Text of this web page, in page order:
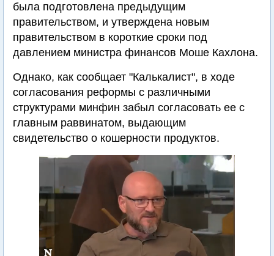
была подготовлена предыдущим
правительством, и утверждена новым
правительством в короткие сроки под
давлением министра финансов Моше Кахлона.
Однако, как сообщает "Калькалист", в ходе
согласования реформы с различными
структурами минфин забыл согласовать ее с
главным раввинатом, выдающим
свидетельство о кошерности продуктов.